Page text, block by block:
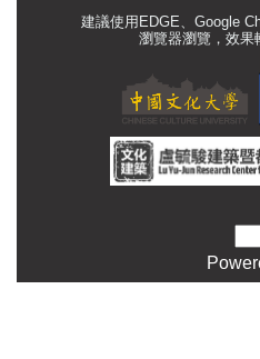
建議使用EDGE、Google
瀏覽器瀏覽，效